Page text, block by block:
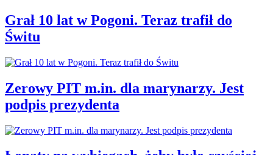
Grał 10 lat w Pogoni. Teraz trafił do
Świtu
Zerowy PIT m.in. dla marynarzy. Jest
podpis prezydenta